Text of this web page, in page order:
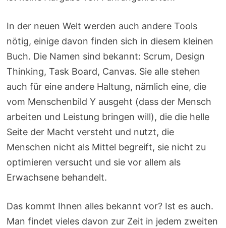
In der neuen Welt werden auch andere Tools
nötig, einige davon finden sich in diesem kleinen
Buch. Die Namen sind bekannt: Scrum, Design
Thinking, Task Board, Canvas. Sie alle stehen
auch für eine andere Haltung, nämlich eine, die
vom Menschenbild Y ausgeht (dass der Mensch
arbeiten und Leistung bringen will), die die helle
Seite der Macht versteht und nutzt, die
Menschen nicht als Mittel begreift, sie nicht zu
optimieren versucht und sie vor allem als
Erwachsene behandelt.
Das kommt Ihnen alles bekannt vor? Ist es auch.
Man findet vieles davon zur Zeit in jedem zweiten